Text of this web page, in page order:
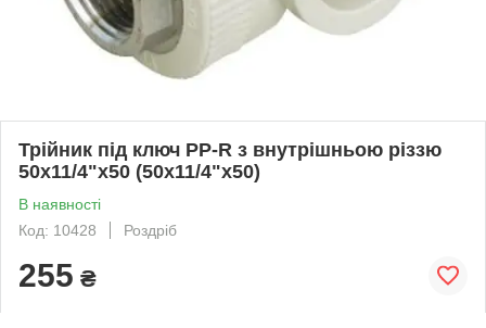
Трійник під ключ PP-R з внутрішньою різзю
50х11/4"х50 (50х11/4"х50)
В наявності
Код: 10428
Роздріб
255 ₴